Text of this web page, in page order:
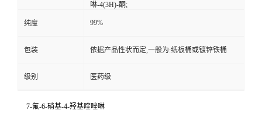
啉-4(3H)-酮;
纯度 99%
包装 依据产品性状而定,一般为:纸板桶或镀锌铁桶
级别 医药级
7-氟-6-硝基-4-羟基喹唑啉